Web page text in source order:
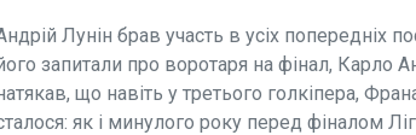
Лунін брав участь в усіх попередніх
запитали про воротаря на фінал, Карло
що навіть у третього голкіпера,
як і минулого року перед фіналом